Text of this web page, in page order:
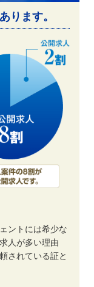
ります。
ントには希少な
人が多い理由
されている証と